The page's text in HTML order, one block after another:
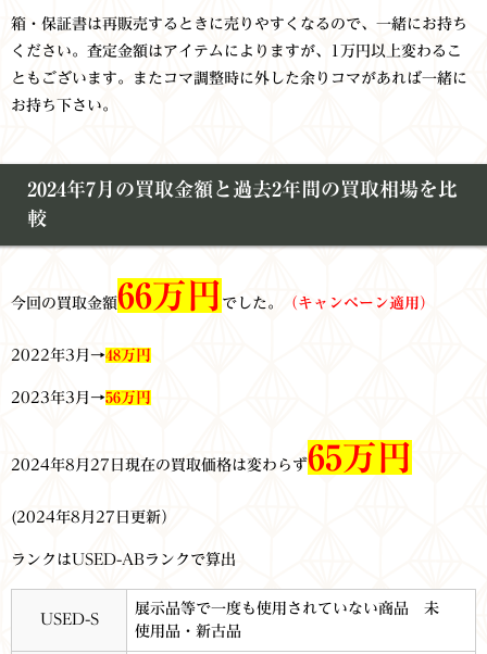
箱・保証書は再販売するときに売りやすくなるので、一緒にお持ち
ください。査定金額はアイテムによりますが、1万円以上変わるこ
ともございます。またコマ調整時に外した余りコマがあれば一緒に
お持ち下さい。
2024年7月の買取金額と過去2年間の買取相場を比
較
今回の買取金額66万円 でした。 （キャンペーン適用）
2022年3月→48万円
2023年3月→56万円
2024年8月27日現在の買取価格は変わらず65万円
(2024年8月27日更新）
ランクはUSED-ABランクで算出
USED-S
展示品等で一度も使用されていない商品 未
使用品・新古品